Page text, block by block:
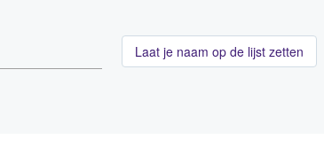
Laat je naam op de lijst zetten